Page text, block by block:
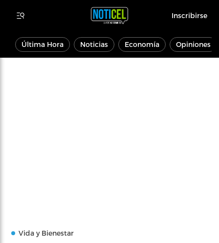
Inscribirse
Última Hora Noticias Economía Opiniones
Vida y Bienestar